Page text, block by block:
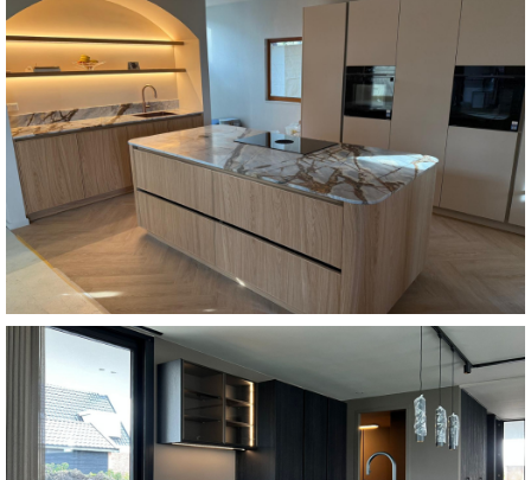
Japandi-stijl
Koken een moetje? Niet met deze keuken! Dit is een
voorbeeld van een uitvoering in de zogeheten Japandi-stijl.
Dé trend van dit moment. Vanaf €37.500
Bekijk keuken
keuken. Vanaf €27.500
Bekijk keuken